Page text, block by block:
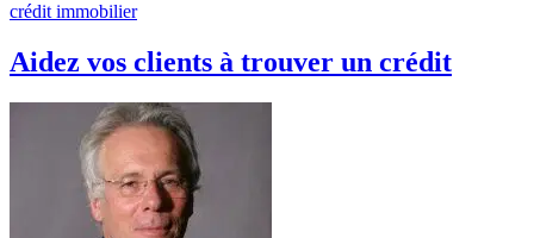
crédit immobilier
Aidez vos clients à trouver un crédit